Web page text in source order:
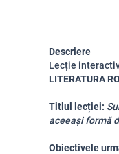
Descriere
Lecție
LITERATURA
Titlul lecției:
aceeași formă
Obiectivele